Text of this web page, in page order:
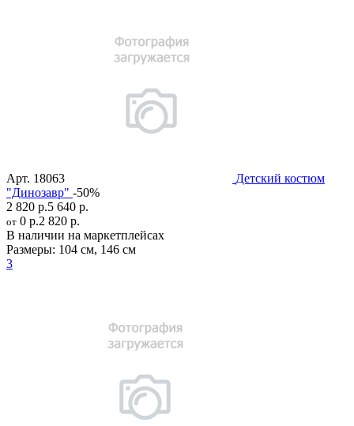
Арт. 18063
Детский костюм
"Динозавр" -50%
2 820 р.5 640 р.
от 0 р.2 820 р.
В наличии на маркетплейсах
Размеры: 104 см, 146 см
3